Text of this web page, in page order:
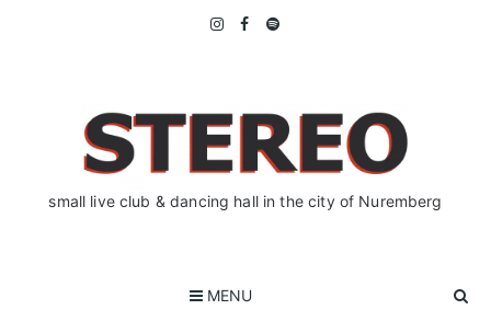
small live club & dancing hall in the city of Nuremberg
MENU